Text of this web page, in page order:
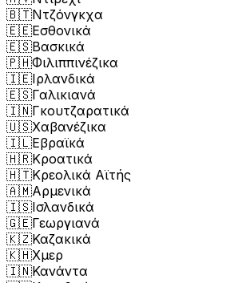
🇧🇹Ντζόνγκχα
🇪🇪Εσθονικά
🇪🇸Βασκικά
🇵🇭Φιλιππινέζικα
🇮🇪Ιρλανδικά
🇪🇸Γαλικιανά
🇮🇳Γκουτζαρατικά
🇺🇸Χαβανέζικα
🇮🇱Εβραϊκά
🇭🇷Κροατικά
🇭🇹Κρεολικά Αϊτής
🇦🇲Αρμενικά
🇮🇸Ισλανδικά
🇬🇪Γεωργιανά
🇰🇿Καζακικά
🇰🇭Χμερ
🇮🇳Κανάντα